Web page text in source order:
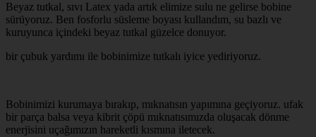
Beyaz tutkal, sıvı Latex yada artık elimize sulu ne gelirse bobine
sürüyoruz. Ben fosforlu süsleme boyası kullandım, su bazlı ve
kuruyunca içindeki beyaz tutkal güzelce donuyor.
bir çubuk yardımı ile bobinimize tutkalı iyice yediriyoruz.
Bobinimizi kurumaya bırakıp, mıknatısın yapımına geçiyoruz. ufak
bir parça balsa veya kibrit çöpü mıknatısımızda oluşacak dönme
enerjisini uçağımızın hareketli kısmına iletecek.